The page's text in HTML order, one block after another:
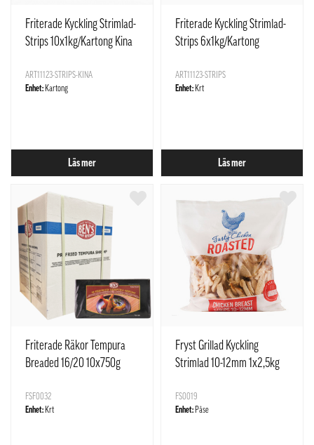
Friterade Kyckling Strimlad-
Strips 10x1kg/Kartong Kina
ART11123-STRIPS-KINA
Enhet: Kartong
Läs mer
Friterade Kyckling Strimlad-
Strips 6x1kg/Kartong
ART11123-STRIPS
Enhet: Krt
Läs mer
Friterade Räkor Tempura
Breaded 16/20 10x750g
FSF0032
Enhet: Krt
Fryst Grillad Kyckling
Strimlad 10-12mm 1x2,5kg
FS0019
Enhet: Påse